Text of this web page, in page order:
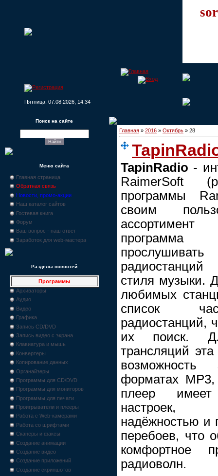
Пятница, 07.08.2026, 14:34
Поиск на сайте
Меню сайта
Главная страница
Обратная связь
Новости, промо-акции
Наш каталог сайтов
Гостевая книга
Форум
Ваш вопрос - наш ответ
Заработок для web-мастера
Разделы новостей
Программы
Архиваторы
Аудио
Видео
Графика
Запись CD/DVD
Запись видео с экрана
Клавиатура и мышь
Конвертеры
Копирование данных
Органайзеры
Программы для CD/DVD
Программы для мониторов
Программы для печати
Проигрыватели и плееры
Работа с Web-камерами
Работа со шрифтами
Сканеры и факсы
Создание анимации
Создание видео
Создание приложений
Создание скриншотов
Главная » 2016 » Октябрь » 28
TapinRadio -
RaimerSoft
программы
своим
ассортимент
программа
стиля музыки.
любимых
список
радиостанций,
их поиск.
трансляций
форматах
плеер имеет
настроек,
надёжностью и
перебоев, что
комфортное
радиоволн.